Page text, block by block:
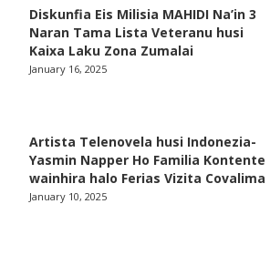
Diskunfia Eis Milisia MAHIDI Na’in 3
Naran Tama Lista Veteranu husi
Kaixa Laku Zona Zumalai
January 16, 2025
Artista Telenovela husi Indonezia-
Yasmin Napper Ho Familia Kontente
wainhira halo Ferias Vizita Covalima
January 10, 2025